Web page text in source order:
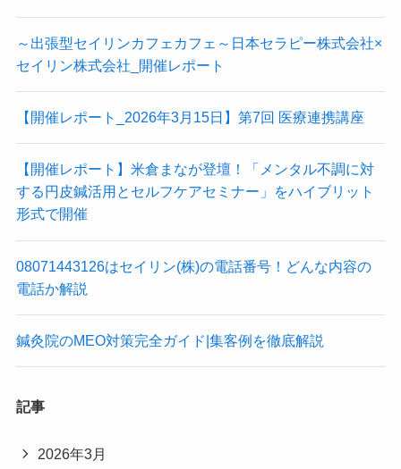
～出張型セイリンカフェカフェ～日本セラピー株式会社×
セイリン株式会社_開催レポート
【開催レポート_2026年3月15日】第7回 医療連携講座
【開催レポート】米倉まなが登壇！「メンタル不調に対
する円皮鍼活用とセルフケアセミナー」をハイブリット
形式で開催
08071443126はセイリン(株)の電話番号！どんな内容の
電話か解説
鍼灸院のMEO対策完全ガイド|集客例を徹底解説
記事
2026年3月